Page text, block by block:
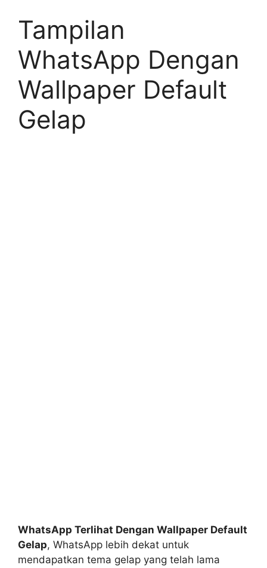
Tampilan
WhatsApp Dengan
Wallpaper Default
Gelap
WhatsApp Terlihat Dengan Wallpaper Default
Gelap, WhatsApp lebih dekat untuk
mendapatkan tema gelap yang telah lama